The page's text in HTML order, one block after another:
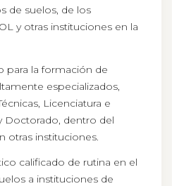
de suelos, de los
y otras instituciones en la
para la formación de
especializados,
Licenciatura e
Doctorado, dentro del
otras instituciones.
calificado de rutina en el
a instituciones de